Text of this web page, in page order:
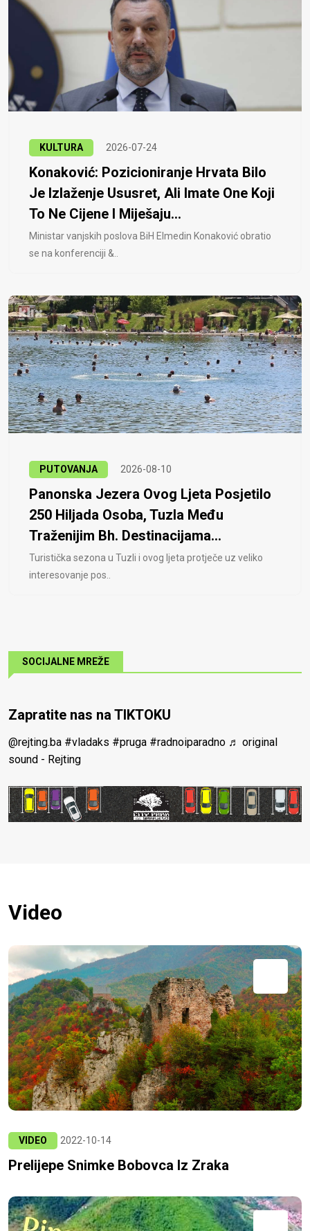
KULTURA 2026-07-24
Konaković: Pozicioniranje Hrvata Bilo
Je Izlaženje Ususret, Ali Imate One Koji
To Ne Cijene I Miješaju...
Ministar vanjskih poslova BiH Elmedin Konaković obratio
se na konferenciji &..
PUTOVANJA 2026-08-10
Panonska Jezera Ovog Ljeta Posjetilo
250 Hiljada Osoba, Tuzla Među
Traženijim Bh. Destinacijama...
Turistička sezona u Tuzli i ovog ljeta protječe uz veliko
interesovanje pos..
SOCIJALNE MREŽE
Zapratite nas na TIKTOKU
@rejting.ba #vladaks #pruga #radnoiparadno ♬ original
sound - Rejting
Video
VIDEO 2022-10-14
Prelijepe Snimke Bobovca Iz Zraka